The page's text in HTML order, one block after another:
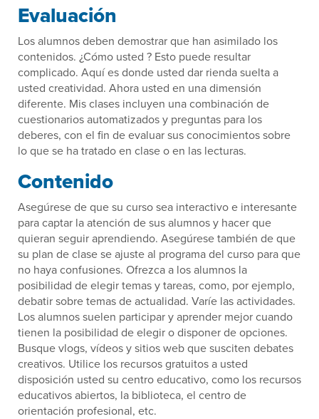
Evaluación
Los alumnos deben demostrar que han asimilado los
contenidos. ¿Cómo usted ? Esto puede resultar
complicado. Aquí es donde usted dar rienda suelta a
usted creatividad. Ahora usted en una dimensión
diferente. Mis clases incluyen una combinación de
cuestionarios automatizados y preguntas para los
deberes, con el fin de evaluar sus conocimientos sobre
lo que se ha tratado en clase o en las lecturas.
Contenido
Asegúrese de que su curso sea interactivo e interesante
para captar la atención de sus alumnos y hacer que
quieran seguir aprendiendo. Asegúrese también de que
su plan de clase se ajuste al programa del curso para que
no haya confusiones. Ofrezca a los alumnos la
posibilidad de elegir temas y tareas, como, por ejemplo,
debatir sobre temas de actualidad. Varíe las actividades.
Los alumnos suelen participar y aprender mejor cuando
tienen la posibilidad de elegir o disponer de opciones.
Busque vlogs, vídeos y sitios web que susciten debates
creativos. Utilice los recursos gratuitos a usted
disposición usted su centro educativo, como los recursos
educativos abiertos, la biblioteca, el centro de
orientación profesional, etc.